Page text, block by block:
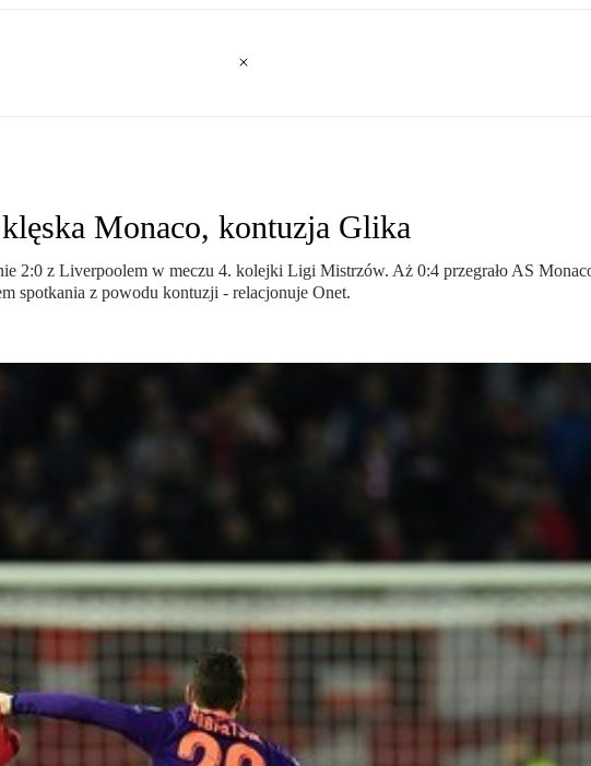
Monaco, kontuzja Glika
2:0 z Liverpoolem w meczu 4. kolejki Ligi Mistrzów. Aż 0:4 przegrało AS
spotkania z powodu kontuzji - relacjonuje Onet.